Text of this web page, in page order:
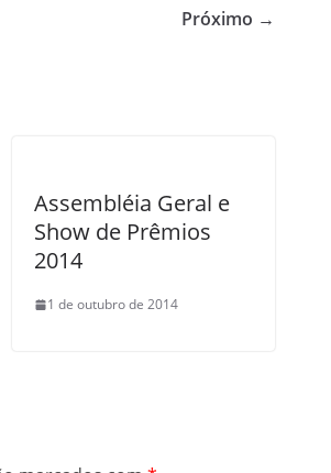
Próximo →
Assembléia Geral e
Show de Prêmios
2014
1 de outubro de 2014